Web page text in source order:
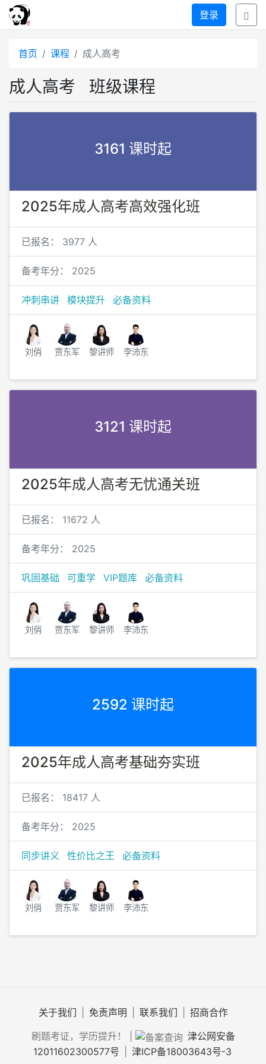
登录
首页 课程 成人高考
成人高考 班级课程
3161 课时起
2025年成人高考高效强化班
已报名： 3977 人
备考年分： 2025
冲刺串讲 模块提升 必备资料
刘俏 贾东军 黎讲师 李沛东
3121 课时起
2025年成人高考无忧通关班
已报名： 11672 人
备考年分： 2025
巩固基础 可重学 VIP题库 必备资料
刘俏 贾东军 黎讲师 李沛东
2592 课时起
2025年成人高考基础夯实班
已报名： 18417 人
备考年分： 2025
同步讲义 性价比之王 必备资料
刘俏 贾东军 黎讲师 李沛东
关于我们 免责声明 联系我们
招商合作
刷题考证，学历提升！
津公网安备
12011602300577号
津ICP备18003643号-3